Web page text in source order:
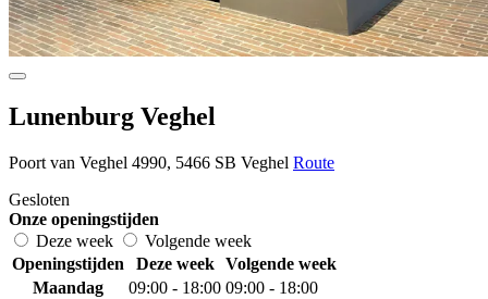
Lunenburg Veghel
Poort van Veghel 4990, 5466 SB Veghel Route
Gesloten
Onze openingstijden
Deze week
Volgende week
Openingstijden
Deze week
Volgende week
Maandag
09:00 - 18:00 09:00 - 18:00